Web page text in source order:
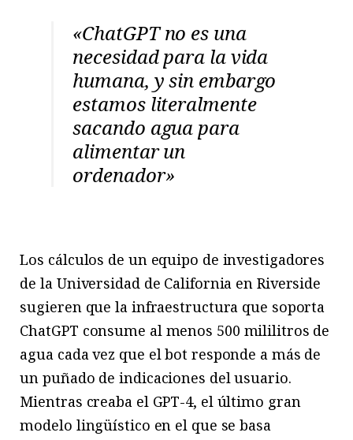
«ChatGPT no es una
necesidad para la vida
humana, y sin embargo
estamos literalmente
sacando agua para
alimentar un
ordenador»
Los cálculos de un equipo de investigadores
de la Universidad de California en Riverside
sugieren que la infraestructura que soporta
ChatGPT consume al menos 500 mililitros de
agua cada vez que el bot responde a más de
un puñado de indicaciones del usuario.
Mientras creaba el GPT-4, el último gran
modelo lingüístico en el que se basa